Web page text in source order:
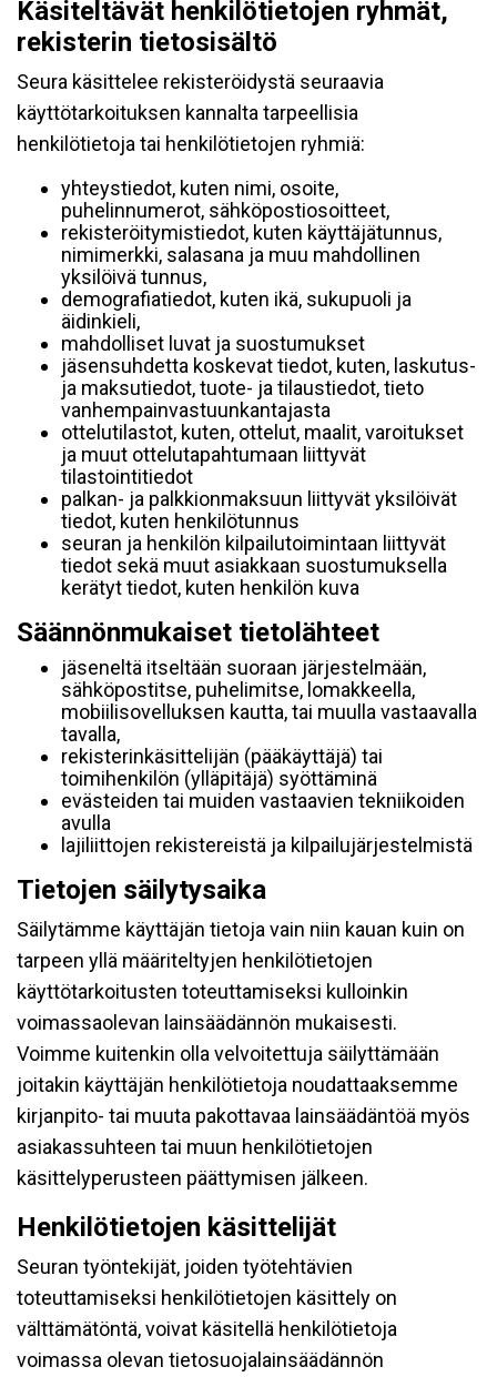
Käsiteltävät henkilötietojen ryhmät,
rekisterin tietosisältö
Seura käsittelee rekisteröidystä seuraavia
käyttötarkoituksen kannalta tarpeellisia
henkilötietoja tai henkilötietojen ryhmiä:
yhteystiedot, kuten nimi, osoite,
puhelinnumerot, sähköpostiosoitteet,
rekisteröitymistiedot, kuten käyttäjätunnus,
nimimerkki, salasana ja muu mahdollinen
yksilöivä tunnus,
demografiatiedot, kuten ikä, sukupuoli ja
äidinkieli,
mahdolliset luvat ja suostumukset
jäsensuhdetta koskevat tiedot, kuten, laskutus-
ja maksutiedot, tuote- ja tilaustiedot, tieto
vanhempainvastuunkantajasta
ottelutilastot, kuten, ottelut, maalit, varoitukset
ja muut ottelutapahtumaan liittyvät
tilastointitiedot
palkan- ja palkkionmaksuun liittyvät yksilöivät
tiedot, kuten henkilötunnus
seuran ja henkilön kilpailutoimintaan liittyvät
tiedot sekä muut asiakkaan suostumuksella
kerätyt tiedot, kuten henkilön kuva
Säännönmukaiset tietolähteet
jäseneltä itseltään suoraan järjestelmään,
sähköpostitse, puhelimitse, lomakkeella,
mobiilisovelluksen kautta, tai muulla vastaavalla
tavalla,
rekisterinkäsittelijän (pääkäyttäjä) tai
toimihenkilön (ylläpitäjä) syöttäminä
evästeiden tai muiden vastaavien tekniikoiden
avulla
lajiliittojen rekistereistä ja kilpailujärjestelmistä
Tietojen säilytysaika
Säilytämme käyttäjän tietoja vain niin kauan kuin on
tarpeen yllä määriteltyjen henkilötietojen
käyttötarkoitusten toteuttamiseksi kulloinkin
voimassaolevan lainsäädännön mukaisesti.
Voimme kuitenkin olla velvoitettuja säilyttämään
joitakin käyttäjän henkilötietoja noudattaaksemme
kirjanpito- tai muuta pakottavaa lainsäädäntöä myös
asiakassuhteen tai muun henkilötietojen
käsittelyperusteen päättymisen jälkeen.
Henkilötietojen käsittelijät
Seuran työntekijät, joiden työtehtävien
toteuttamiseksi henkilötietojen käsittely on
välttämätöntä, voivat käsitellä henkilötietoja
voimassa olevan tietosuojalainsäädännön